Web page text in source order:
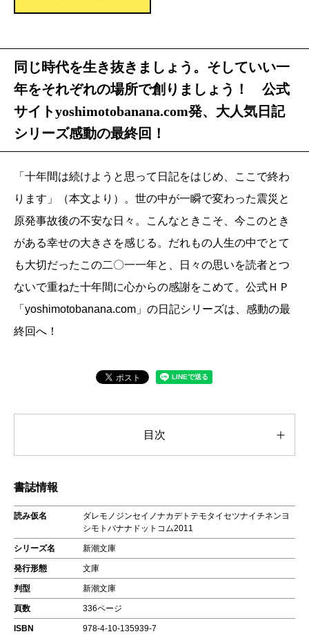
同じ時代を生き抜きましょう。そしていい一
年をそれぞれの場所で創りましょう！ 公式
サイトyoshimotobanana.com発、大人気日記
シリーズ感動の最終回！
「十年間は続けようと思って日記をはじめ、ここで終わ
ります」（本文より）。世の中が一瞬で変わった震災と
原発事故後の不安な日々。こんなときこそ、今このとき
がある幸せの大きさを感じる。だれもの人生の中でとて
も大切だったこの二〇一一年と、日々の思いを読者とつ
ないで重ねた十年間に心からの感謝をこめて。公式ＨＰ
「yoshimotobanana.com」の日記シリーズは、感動の最
終回へ！
目次
書誌情報
読み仮名
ダレモノジンセイノナカデトテモタイセツナイチネンヨ
シモトバナナドットコム2011
シリーズ名 新潮文庫
発行形態 文庫
判型 新潮文庫
頁数 336ページ
ISBN 978-4-10-135939-7